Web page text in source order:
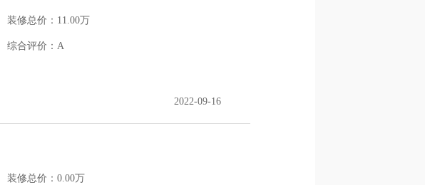
装修总价：11.00万
综合评价：A
2022-09-16
装修总价：0.00万